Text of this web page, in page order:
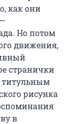
как они
Но потом
движения,
странички
титульным
рисунка
в